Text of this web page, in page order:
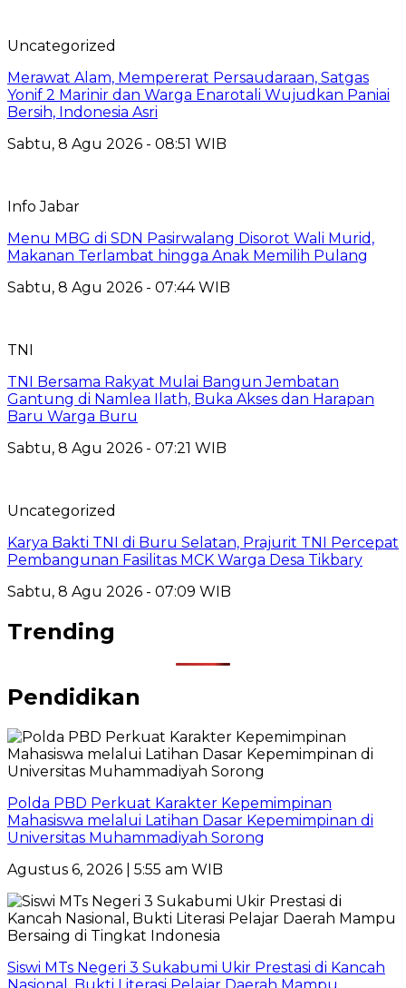
Uncategorized
Merawat Alam, Mempererat Persaudaraan, Satgas
Yonif 2 Marinir dan Warga Enarotali Wujudkan Paniai
Bersih, Indonesia Asri
Sabtu, 8 Agu 2026 - 08:51 WIB
Info Jabar
Menu MBG di SDN Pasirwalang Disorot Wali Murid,
Makanan Terlambat hingga Anak Memilih Pulang
Sabtu, 8 Agu 2026 - 07:44 WIB
TNI
TNI Bersama Rakyat Mulai Bangun Jembatan
Gantung di Namlea Ilath, Buka Akses dan Harapan
Baru Warga Buru
Sabtu, 8 Agu 2026 - 07:21 WIB
Uncategorized
Karya Bakti TNI di Buru Selatan, Prajurit TNI Percepat
Pembangunan Fasilitas MCK Warga Desa Tikbary
Sabtu, 8 Agu 2026 - 07:09 WIB
Trending
Pendidikan
Polda PBD Perkuat Karakter Kepemimpinan
Mahasiswa melalui Latihan Dasar Kepemimpinan di
Universitas Muhammadiyah Sorong
Agustus 6, 2026 | 5:55 am WIB
Siswi MTs Negeri 3 Sukabumi Ukir Prestasi di Kancah